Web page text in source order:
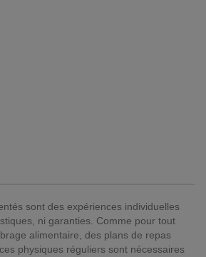
sont des expériences individuelles
ni garanties. Comme pour tout
alimentaire, des plans de repas
physiques réguliers sont nécessaires